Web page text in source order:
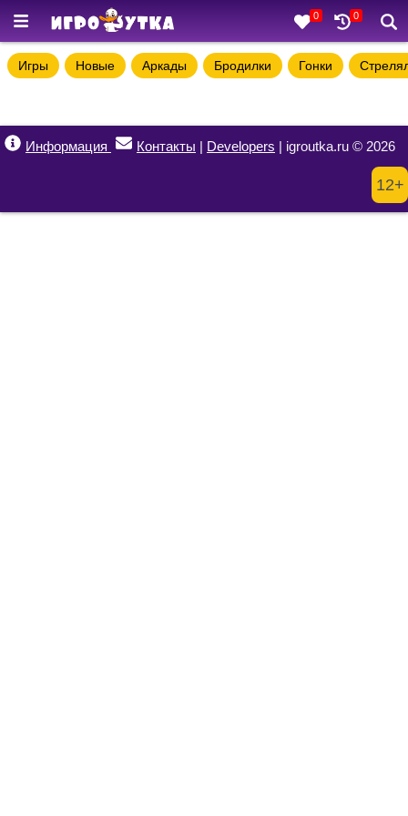
0 0
Игры Новые Аркады Бродилки Гонки
Информация Контакты | Developers | igroutka.ru © 2026
12+